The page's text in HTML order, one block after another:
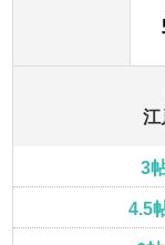
江
3
4.5